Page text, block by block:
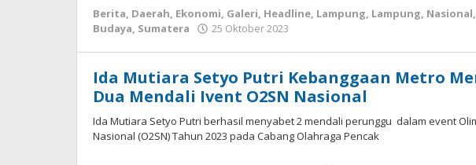
Berita, Daerah, Ekonomi, Galeri, Headline, Lampung, Lampung, Nasional,
Budaya, Sumatera 25 Oktober 2023
Ida Mutiara Setyo Putri Kebanggaan Metro
Dua Mendali Ivent O2SN Nasional
Ida Mutiara Setyo Putri berhasil menyabet 2 mendali perunggu dalam event
Nasional (O2SN) Tahun 2023 pada Cabang Olahraga Pencak